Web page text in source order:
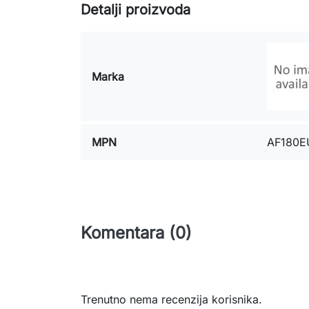
Detalji proizvoda
Marka
MPN
Komentara (0)
Trenutno nema recenzija korisnika.